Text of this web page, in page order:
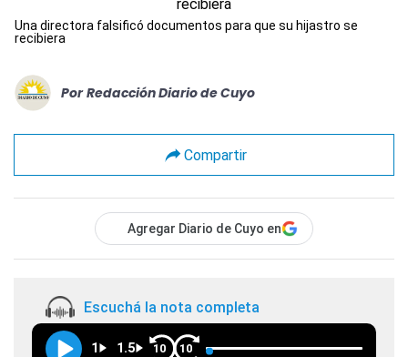
Una directora falsificó documentos para que su hijastro se
recibiera
Por Redacción Diario de Cuyo
Compartir
Agregar Diario de Cuyo en
Escuchá la nota completa
1 1.5 10 10